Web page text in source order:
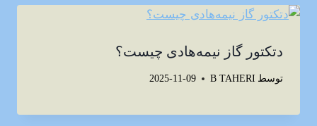
دتکتور گاز نیمه‌هادی چیست؟
توسط B TAHERI
2025-11-09